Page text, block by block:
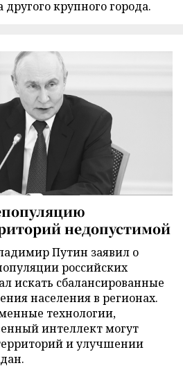
крупного города.
недопустимой
Путин заявил о
российских
искать сбалансированные
населения в регионах.
технологии,
интеллект могут
и улучшении